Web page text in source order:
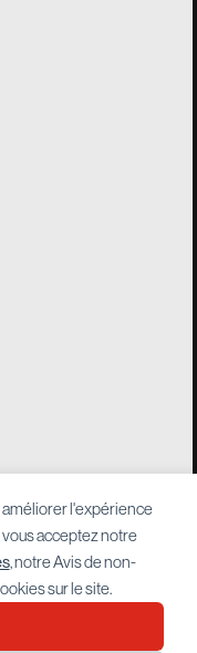
generations.
l'expérience
vous acceptez notre
, notre Avis de non-
sur le site.